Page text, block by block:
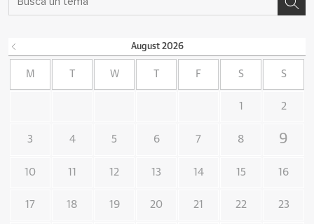
August 2026
M W F S S
1 2
3 4 5 6 7 8 9
10 11 12 13 14 15 16
17 18 19 20 21 22 23